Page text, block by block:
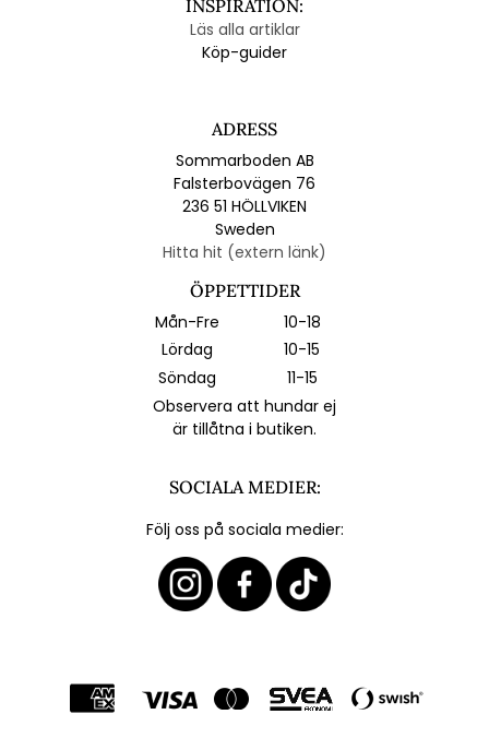
INSPIRATION:
Läs alla artiklar
Köp-guider
ADRESS
Sommarboden AB
Falsterbovägen 76
236 51 HÖLLVIKEN
Sweden
Hitta hit (extern länk)
ÖPPETTIDER
Mån-Fre
10-18
Lördag
10-15
Söndag
11-15
Observera att hundar ej
är tillåtna i butiken.
SOCIALA MEDIER:
Följ oss på sociala medier: